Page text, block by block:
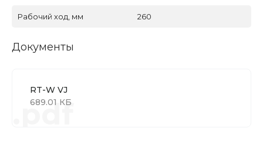
Рабочий ход, мм 260
Документы
RT-W VJ
689.01 КБ
.pdf